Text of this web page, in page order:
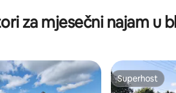
za mjesečni najam u
Superhost
Superhost